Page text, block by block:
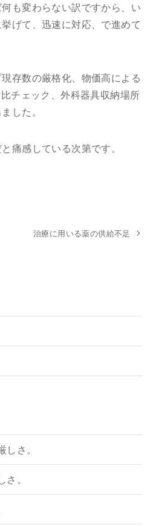
も変わらない訳ですから、い
げて、迅速に対応、で進めて
存数の厳格化、物価高による
チェック、外科器具収納場所
した。
痛感している次第です。
治療に用いる薬の供給不足
さ。
。